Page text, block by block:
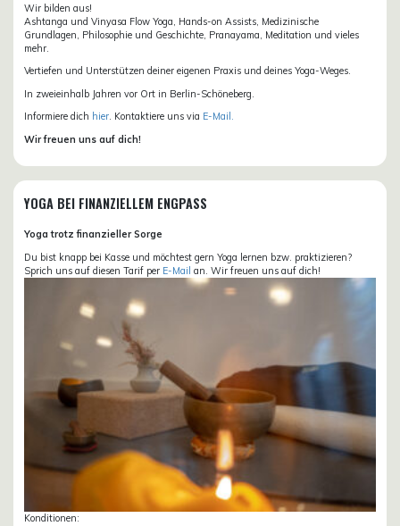
Wir bilden aus!
Ashtanga und Vinyasa Flow Yoga, Hands-on Assists, Medizinische
Grundlagen, Philosophie und Geschichte, Pranayama, Meditation und vieles
mehr.
Vertiefen und Unterstützen deiner eigenen Praxis und deines Yoga-Weges.
In zweieinhalb Jahren vor Ort in Berlin-Schöneberg.
Informiere dich hier. Kontaktiere uns via E-Mail.
Wir freuen uns auf dich!
YOGA BEI FINANZIELLEM ENGPASS
Yoga trotz finanzieller Sorge
Du bist knapp bei Kasse und möchtest gern Yoga lernen bzw. praktizieren?
Sprich uns auf diesen Tarif per E-Mail an. Wir freuen uns auf dich!
Konditionen: